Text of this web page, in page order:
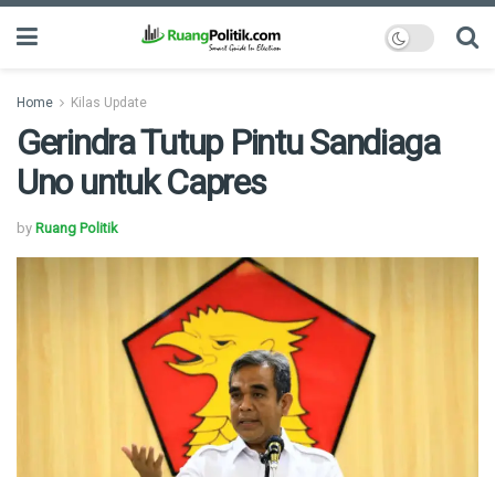
Home Kilas Update
Gerindra Tutup Pintu Sandiaga
Uno untuk Capres
by Ruang Politik